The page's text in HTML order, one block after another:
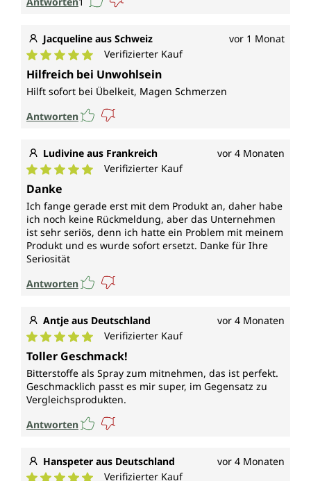
Jacqueline aus Schweiz vor 1 Monat
Durchschnittliche Bewertung von 5 von 5 Sternen
Verifizierter Kauf
Hilfreich bei Unwohlsein
Hilft sofort bei Übelkeit, Magen Schmerzen
Antworten
Ludivine aus Frankreich vor 4 Monaten
Durchschnittliche Bewertung von 5 von 5 Sternen
Verifizierter Kauf
Danke
Ich fange gerade erst mit dem Produkt an, daher habe
ich noch keine Rückmeldung, aber das Unternehmen
ist sehr seriös, denn ich hatte ein Problem mit meinem
Produkt und es wurde sofort ersetzt. Danke für Ihre
Seriosität
Antworten
Antje aus Deutschland vor 4 Monaten
Durchschnittliche Bewertung von 5 von 5 Sternen
Verifizierter Kauf
Toller Geschmack!
Bitterstoffe als Spray zum mitnehmen, das ist perfekt.
Geschmacklich passt es mir super, im Gegensatz zu
Vergleichsprodukten.
Antworten
Hanspeter aus Deutschland vor 4 Monaten
Verifizierter Kauf